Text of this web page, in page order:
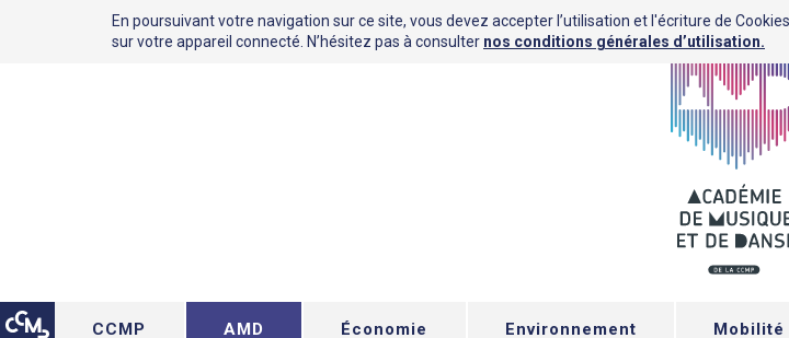
CCMP AMD Économie Environnement Mobilité
En poursuivant votre navigation sur ce site, vous devez accepter l’utilisation et l'écriture de Cookies
sur votre appareil connecté. N’hésitez pas à consulter nos conditions générales d’utilisation.